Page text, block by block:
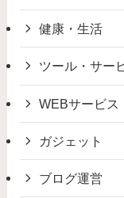
健康・生活
ツール・サー
WEBサービス
ガジェット
ブログ運営